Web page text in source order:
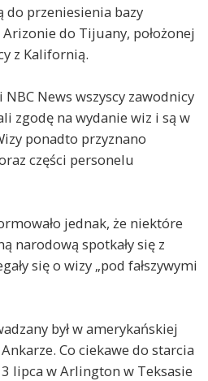
do przeniesienia bazy
do Tijuany, położonej
z Kalifornią.
News wszyscy zawodnicy
zgodę na wydanie wiz i są w
ponadto przyznano
części personelu
jednak, że niektóre
narodową spotkały się z
się o wizy „pod fałszywymi
był w amerykańskiej
Co ciekawe do starcia
lipca w Arlington w Teksasie